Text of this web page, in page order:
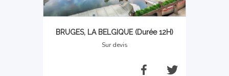
BRUGES, LA BELGIQUE (Durée 12H)
Sur devis